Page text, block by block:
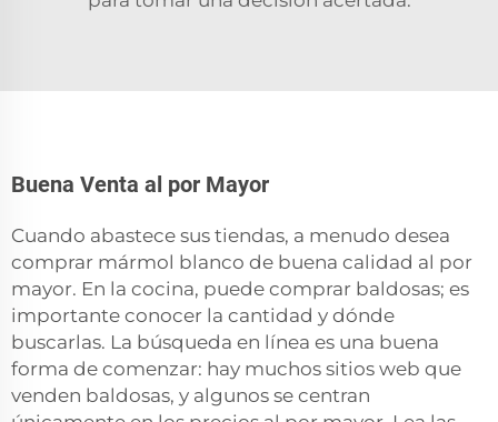
Buena Venta al por Mayor
Cuando abastece sus tiendas, a menudo desea
comprar mármol blanco de buena calidad al por
mayor. En la cocina, puede comprar baldosas; es
importante conocer la cantidad y dónde
buscarlas. La búsqueda en línea es una buena
forma de comenzar: hay muchos sitios web que
venden baldosas, y algunos se centran